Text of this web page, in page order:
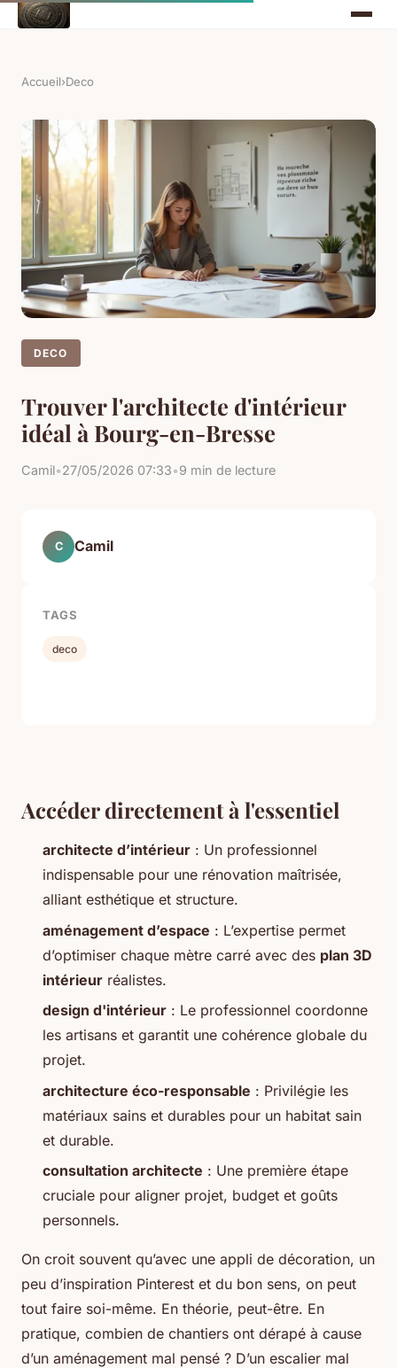
Accueil›Deco
DECO
Trouver l'architecte d'intérieur
idéal à Bourg-en-Bresse
Camil•27/05/2026 07:33•9 min de lecture
Accéder directement à l'essentiel
architecte d’intérieur : Un professionnel
indispensable pour une rénovation maîtrisée,
alliant esthétique et structure.
aménagement d’espace : L’expertise permet
d’optimiser chaque mètre carré avec des plan 3D
intérieur réalistes.
design d'intérieur : Le professionnel coordonne
les artisans et garantit une cohérence globale du
projet.
architecture éco-responsable : Privilégie les
matériaux sains et durables pour un habitat sain
et durable.
consultation architecte : Une première étape
cruciale pour aligner projet, budget et goûts
personnels.
On croit souvent qu’avec une appli de décoration, un
peu d’inspiration Pinterest et du bon sens, on peut
tout faire soi-même. En théorie, peut-être. En
pratique, combien de chantiers ont dérapé à cause
d’un aménagement mal pensé ? D’un escalier mal
C Camil
TAGS
deco